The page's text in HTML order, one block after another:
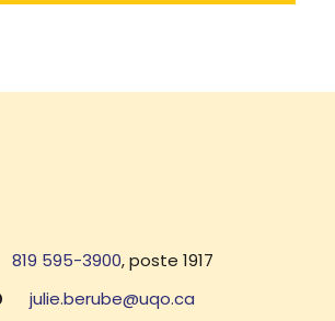
819 595-3900, poste 1917
julie.berube@uqo.ca